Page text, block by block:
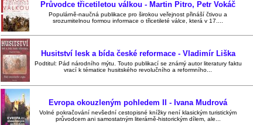
Průvodce třicetiletou válkou - Martin Pitro, Petr Vokáč
Populárně-naučná publikace pro širokou veřejnost přináší čtivou a
srozumitelnou formou informace o třicetileté válce, která v 17....
Husitství lesk a bída české reformace - Vladimír Liška
Podtitul: Pád národního mýtu. Touto publikací se známý autor literatury faktu
vrací k tématice husitského revolučního a reformního...
Evropa okouzleným pohledem II - Ivana Mudrová
Volné pokračování nevšední cestopisné knížky není klasickým turistickým
průvodcem ani samostatným literárně-historickým dílem, ale...